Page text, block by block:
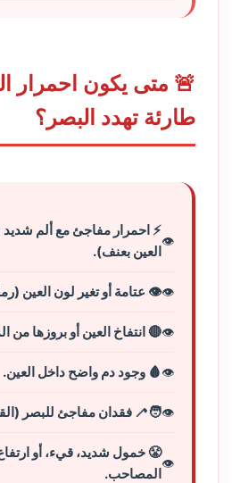
🚨 متى يكون احمرار
طارئة تهدد البصر؟
⚡ احمرار مفاجئ مع ألم
العين بعنف).
👁️ عتامة أو تغير لون العين
🔴 انتفاخ العين أو بروزها من
🩸 وجود دم واضح داخل العين.
🧑‍🦯 فقدان مفاجئ للبصر
😤 خمول شديد، قيء، أو
المصاحب.